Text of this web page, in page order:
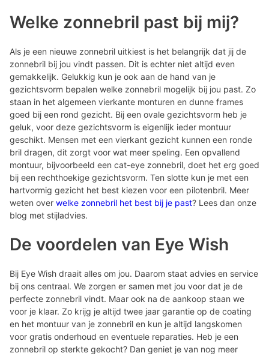
Welke zonnebril past bij mij?
Als je een nieuwe zonnebril uitkiest is het belangrijk dat jij de
zonnebril bij jou vindt passen. Dit is echter niet altijd even
gemakkelijk. Gelukkig kun je ook aan de hand van je
gezichtsvorm bepalen welke zonnebril mogelijk bij jou past. Zo
staan in het algemeen vierkante monturen en dunne frames
goed bij een rond gezicht. Bij een ovale gezichtsvorm heb je
geluk, voor deze gezichtsvorm is eigenlijk ieder montuur
geschikt. Mensen met een vierkant gezicht kunnen een ronde
bril dragen, dit zorgt voor wat meer speling. Een opvallend
montuur, bijvoorbeeld een cat-eye zonnebril, doet het erg goed
bij een rechthoekige gezichtsvorm. Ten slotte kun je met een
hartvormig gezicht het best kiezen voor een pilotenbril. Meer
weten over welke zonnebril het best bij je past? Lees dan onze
blog met stijladvies.
De voordelen van Eye Wish
Bij Eye Wish draait alles om jou. Daarom staat advies en service
bij ons centraal. We zorgen er samen met jou voor dat je de
perfecte zonnebril vindt. Maar ook na de aankoop staan we
voor je klaar. Zo krijg je altijd twee jaar garantie op de coating
en het montuur van je zonnebril en kun je altijd langskomen
voor gratis onderhoud en eventuele reparaties. Heb je een
zonnebril op sterkte gekocht? Dan geniet je van nog meer